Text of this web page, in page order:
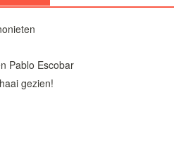
Pablo Escobar
gezien!